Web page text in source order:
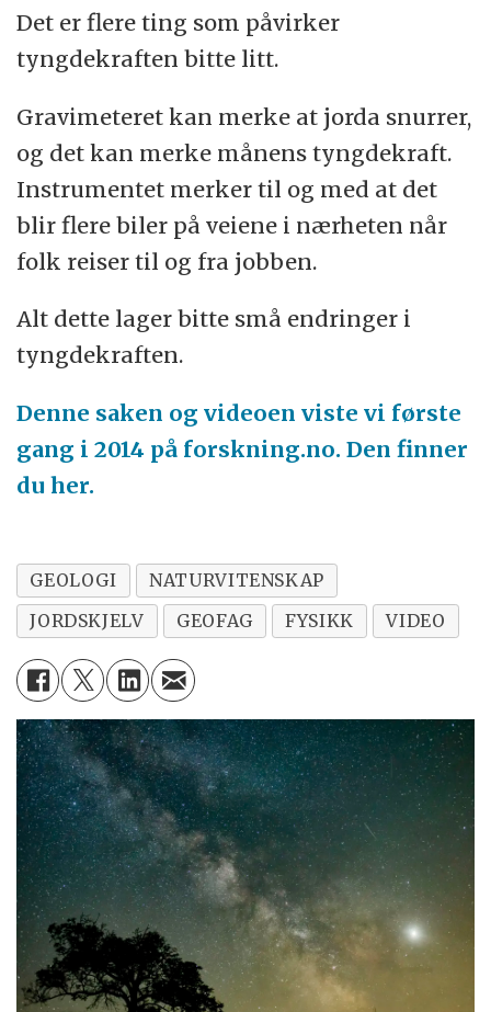
Det er flere ting som påvirker
tyngdekraften bitte litt.
Gravimeteret kan merke at jorda snurrer,
og det kan merke månens tyngdekraft.
Instrumentet merker til og med at det
blir flere biler på veiene i nærheten når
folk reiser til og fra jobben.
Alt dette lager bitte små endringer i
tyngdekraften.
Denne saken og videoen viste vi første
gang i 2014 på forskning.no. Den finner
du her.
GEOLOGI
NATURVITENSKAP
JORDSKJELV
GEOFAG FYSIKK VIDEO